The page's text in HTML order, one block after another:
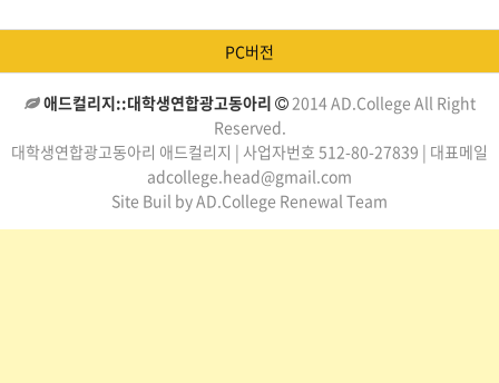
PC버전
애드컬리지::대학생연합광고동아리
2014 AD.College All Right
Reserved.
대학생연합광고동아리 애드컬리지 | 사업자번호 512-80-27839 | 대표메일
adcollege.head@gmail.com
Site Buil by AD.College Renewal Team